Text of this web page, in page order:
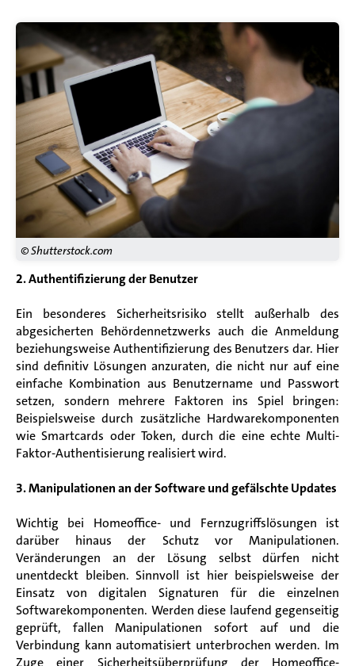
© Shutterstock.com
2. Authentifizierung der Benutzer
Ein besonderes Sicherheitsrisiko stellt außerhalb des
abgesicherten Behördennetzwerks auch die Anmeldung
beziehungsweise Authentifizierung des Benutzers dar. Hier
sind definitiv Lösungen anzuraten, die nicht nur auf eine
einfache Kombination aus Benutzername und Passwort
setzen, sondern mehrere Faktoren ins Spiel bringen:
Beispielsweise durch zusätzliche Hardwarekomponenten
wie Smartcards oder Token, durch die eine echte Multi-
Faktor-Authentisierung realisiert wird.
3. Manipulationen an der Software und gefälschte Updates
Wichtig bei Homeoffice- und Fernzugriffslösungen ist
darüber hinaus der Schutz vor Manipulationen.
Veränderungen an der Lösung selbst dürfen nicht
unentdeckt bleiben. Sinnvoll ist hier beispielsweise der
Einsatz von digitalen Signaturen für die einzelnen
Softwarekomponenten. Werden diese laufend gegenseitig
geprüft, fallen Manipulationen sofort auf und die
Verbindung kann automatisiert unterbrochen werden. Im
Zuge einer Sicherheitsüberprüfung der Homeoffice-